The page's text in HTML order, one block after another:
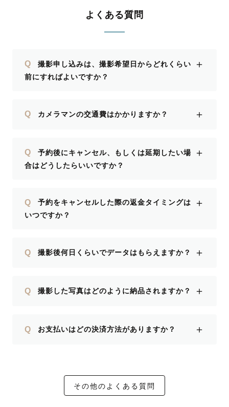
よくある質問
Q
撮影申し込みは、撮影希望日からどれくらい
前にすればよいですか？
＋
Q カメラマンの交通費はかかりますか？ ＋
Q
予約後にキャンセル、もしくは延期したい場
合はどうしたらいいですか？
＋
Q
予約をキャンセルした際の返金タイミングは
いつですか？
＋
Q 撮影後何日くらいでデータはもらえますか？ ＋
Q 撮影した写真はどのように納品されますか？ ＋
Q お支払いはどの決済方法がありますか？ ＋
その他のよくある質問